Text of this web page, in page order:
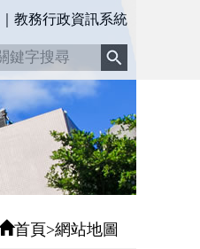
教務行政資訊系統
首頁>網站地圖